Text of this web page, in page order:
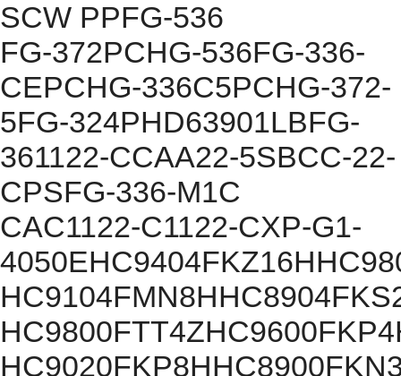
SCW PPFG-536
FG-372PCHG-536FG-336-
CEPCHG-336C5PCHG-372-
5FG-324PHD63901LBFG-
361122-CCAA22-5SBCC-22-
CPSFG-336-M1C
CAC1122-C1122-CXP-G1-